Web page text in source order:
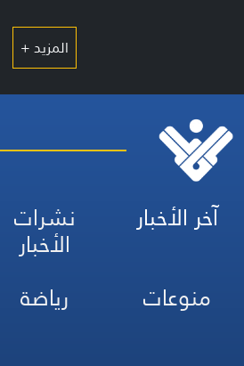
المزيد +
آخر الأخبار نشرات
الأخبار
منوعات
رياضة